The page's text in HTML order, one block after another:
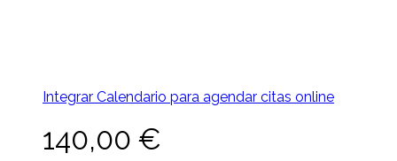
Integrar Calendario para agendar citas online
140,00 €